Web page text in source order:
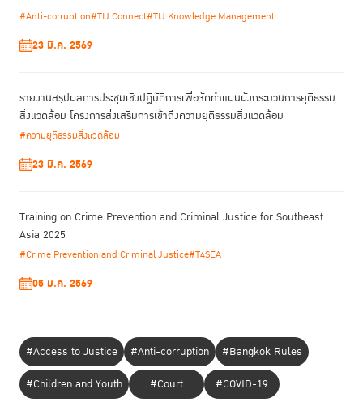
#Anti-corruption#TIJ Connect#TIJ Knowledge Management
23 มี.ค. 2569
รายงานสรุปผลการประชุมเชิงปฏิบัติการเพื่อจัดทําแผนผังกระบวนการยุติธรรม
สิ่งแวดล้อม โครงการส่งเสริมการเข้าถึงความยุติธรรมสิ่งแวดล้อม
#ความยุติธรรมสิ่งแวดล้อม
23 มี.ค. 2569
Training on Crime Prevention and Criminal Justice for Southeast
Asia 2025
#Crime Prevention and Criminal Justice#T4SEA
05 ม.ค. 2569
#Access to Justice #Anti-corruption
#Bangkok Rules
#Children and Youth
#Court
#COVID-19